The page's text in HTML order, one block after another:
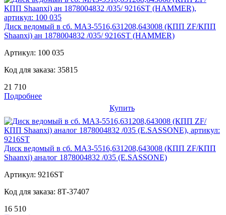
Диск ведомый в сб. МАЗ-5516,631208,643008 (КПП ZF/КПП
Shaanxi) ан 1878004832 /035/ 9216ST (HAMMER)
Артикул: 100 035
Код для заказа: 35815
21 710
Подробнее
Купить
Диск ведомый в сб. МАЗ-5516,631208,643008 (КПП ZF/КПП
Shaanxi) аналог 1878004832 /035 (E.SASSONE)
Артикул: 9216ST
Код для заказа: 8Т-37407
16 510